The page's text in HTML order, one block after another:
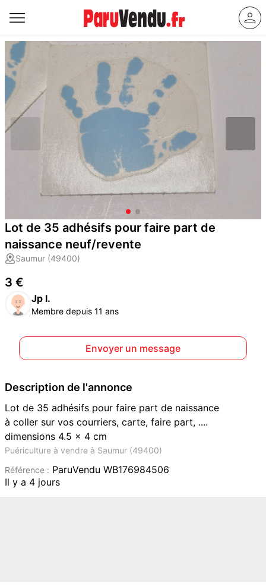
Lot de 35 adhésifs pour faire part de
naissance neuf/revente
Saumur (49400)
3 €
Jp l.
Membre depuis 11 ans
Envoyer un message
Description de l'annonce
Lot de 35 adhésifs pour faire part de naissance
à coller sur vos courriers, carte, faire part, ....
dimensions 4.5 x 4 cm
Puériculture à vendre à Saumur (49400)
Référence : ParuVendu WB176984506
Il y a 4 jours